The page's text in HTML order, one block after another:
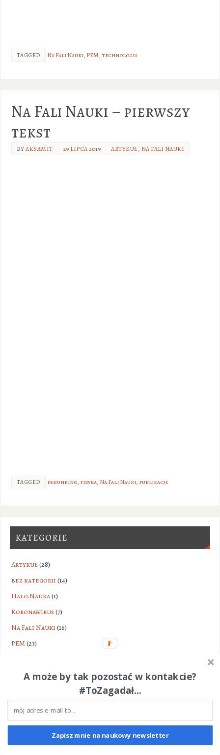
TAGGED Na Fali Nauki, PEM, technologia
Na Fali Nauki – pierwszy
tekst
BYAKSAMIT 29 LIPCA 2019 ARTYKUŁ, NA FALI NAUKI
TAGGED debunking, fizyka, Na Fali Nauki, publikacje
KATEGORIE
Artykuł(28)
bez kategorii (14)
Halo.Nauka(1)
Koronawirus (7)
Na Fali Nauki (16)
PEM(23)
Radio (42)
Telewizja
Wydarzenie(104)
A może by tak pozostać w kontakcie?
#ToZagadał...
Zapisz mnie na naukowy newsletter